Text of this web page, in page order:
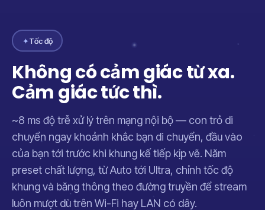
✦Tốc độ
Không có cảm giác từ xa.
Cảm giác tức thì.
~8 ms độ trễ xử lý trên mạng nội bộ — con trỏ di
chuyển ngay khoảnh khắc bạn di chuyển, đầu vào
của bạn tới trước khi khung kế tiếp kịp vẽ. Năm
preset chất lượng, từ Auto tới Ultra, chỉnh tốc độ
khung và băng thông theo đường truyền để stream
luôn mượt dù trên Wi-Fi hay LAN có dây.